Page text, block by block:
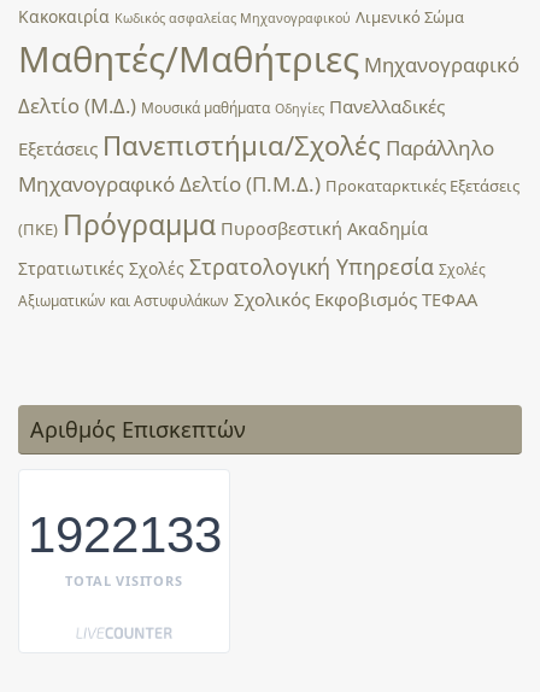
Κακοκαιρία Κωδικός ασφαλείας Μηχανογραφικού Λιμενικό Σώμα
Μαθητές/Μαθήτριες Μηχανογραφικό
Δελτίο (Μ.Δ.) Μουσικά μαθήματα Οδηγίες Πανελλαδικές
Εξετάσεις Πανεπιστήμια/Σχολές Παράλληλο
Μηχανογραφικό Δελτίο (Π.Μ.Δ.) Προκαταρκτικές Εξετάσεις
(ΠΚΕ) Πρόγραμμα Πυροσβεστική Ακαδημία
Στρατιωτικές Σχολές Στρατολογική Υπηρεσία Σχολές
Αξιωματικών και Αστυφυλάκων Σχολικός Εκφοβισμός ΤΕΦΑΑ
Αριθμός Επισκεπτών
1922133
TOTAL VISITORS